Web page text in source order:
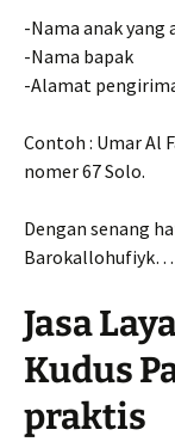
-Nama anak yang
-Nama bapak
-Alamat
Contoh : Umar Al
nomer 67 Solo.
Dengan senang
Barokallohufiyk…
Jasa
Kudus
praktis